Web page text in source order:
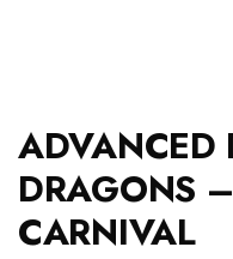
ADVANCED
DRAGONS
CARNIVAL